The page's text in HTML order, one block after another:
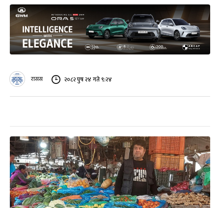
रासस २०८२ पुष २४ गते ९:२४